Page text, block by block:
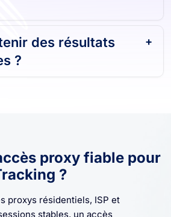
des résultats
?
proxy fiable pour
?
proxys résidentiels, ISP et
stables, un accès